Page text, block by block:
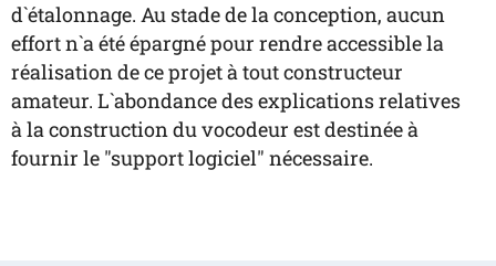
d`étalonnage. Au stade de la conception, aucun
effort n`a été épargné pour rendre accessible la
réalisation de ce projet à tout constructeur
amateur. L`abondance des explications relatives
à la construction du vocodeur est destinée à
fournir le "support logiciel" nécessaire.